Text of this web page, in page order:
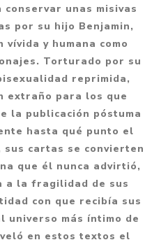
unas misivas
por su hijo Benjamin,
y humana como
Torturado por su
reprimida,
extraño para los que
la publicación póstuma
hasta qué punto el
cartas se convierten
que él nunca advirtió,
a la fragilidad de sus
con que recibía sus
universo más íntimo de
en estos textos el